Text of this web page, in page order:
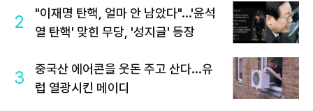
2
"이재명 탄핵, 얼마 안 남았다"...'윤석
열 탄핵' 맞힌 무당, '성지글' 등장
3
중국산 에어콘을 웃돈 주고 산다...유
럽 열광시킨 메이디